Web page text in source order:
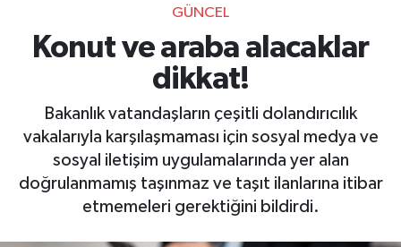
GÜNCEL
Konut ve araba alacaklar
dikkat!
Bakanlık vatandaşların çeşitli dolandırıcılık
vakalarıyla karşılaşmaması için sosyal medya ve
sosyal iletişim uygulamalarında yer alan
doğrulanmamış taşınmaz ve taşıt ilanlarına itibar
etmemeleri gerektiğini bildirdi.
Süper Lig Puan Durumu ve Fikstür
Tüm Manşetler
Son Dakika Haberleri
Haber Arşivi